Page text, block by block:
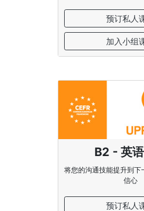
预订私人
加入小组
B2 - 英
将您的沟通技能提升到下
信心
预订私人